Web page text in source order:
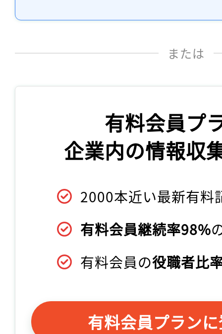
または
有料会員プ
企業内の情報収
2000本近い最新有料
有料会員継続率98%
有料会員の役職者比
有料会員プラン